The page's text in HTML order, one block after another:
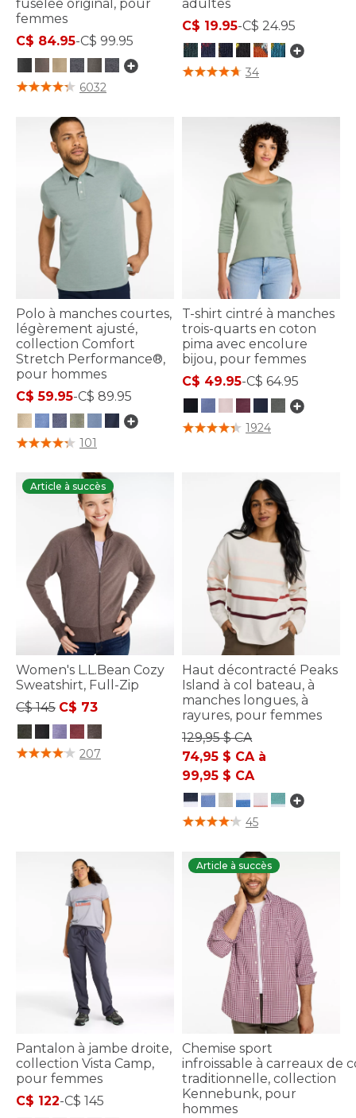
fuselée original, pour
femmes
C$ 84.95-C$ 99.95
5 sur 5 Évaluation des clients
6032
adultes
C$ 19.95-C$ 24.95
4,4 sur 5 Évaluation des clients
34
Polo à manches courtes,
légèrement ajusté,
collection Comfort
Stretch Performance®,
pour hommes
C$ 59.95-C$ 89.95
3,3 sur 5 Évaluation des clients
101
T-shirt cintré à manches
trois-quarts en coton
pima avec encolure
bijou, pour femmes
C$ 49.95-C$ 64.95
4,1 sur 5 Évaluation des clients
1924
Article à succès
Women's L.L.Bean Cozy
Sweatshirt, Full-Zip
Price reduced from
C$ 145to
C$ 73
3,6 sur 5 Évaluation des clients
207
Haut décontracté Peaks
Island à col bateau, à
manches longues, à
rayures, pour femmes
129,95 $ CA
74,95 $ CA à
99,95 $ CA
4,8 sur 5 Évaluation des clients
45
Pantalon à jambe droite,
collection Vista Camp,
pour femmes
C$ 122-C$ 145
Article à succès
Chemise sport
infroissable à carreaux de
traditionnelle, collection
Kennebunk, pour
hommes